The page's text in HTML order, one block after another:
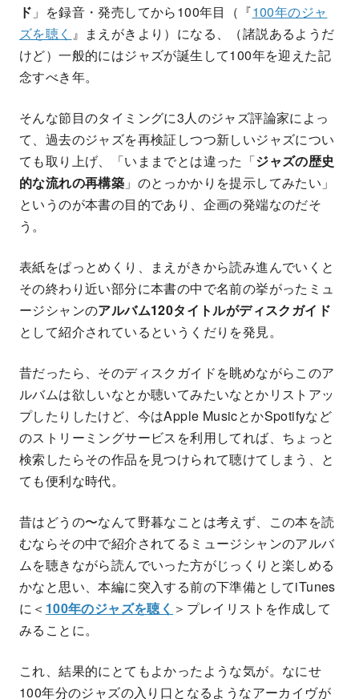
ド 」を録音・発売してから100年目（『100年のジャ
ズを聴く 』まえがきより）になる、（諸説あるようだ
けど）一般的にはジャズが誕生して100年を迎えた記
念すべき年。
そんな節目のタイミングに3人のジャズ評論家によっ
て、過去のジャズを再検証しつつ新しいジャズについ
ても取り上げ、「いままでとは違った「ジャズの歴史
的な流れの再構築 」のとっかかりを提示してみたい」
というのが本書の目的であり、企画の発端なのだそ
う。
表紙をぱっとめくり、まえがきから読み進んでいくと
その終わり近い部分に本書の中で名前の挙がったミュ
ージシャンのアルバム120タイトルがディスクガイド
として紹介されているというくだりを発見。
昔だったら、そのディスクガイドを眺めながらこのア
ルバムは欲しいなとか聴いてみたいなとかリストアッ
プしたりしたけど、今はApple MusicとかSpotifyなど
のストリーミングサービスを利用してれば、ちょっと
検索したらその作品を見つけられて聴けてしまう、と
ても便利な時代。
昔はどうの〜なんて野暮なことは考えず、この本を読
むならその中で紹介されてるミュージシャンのアルバ
ムを聴きながら読んでいった方がじっくりと楽しめる
かなと思い、本編に突入する前の下準備としてiTunes
に＜ 100年のジャズを聴く ＞プレイリストを作成して
みることに。
これ、結果的にとてもよかったような気が。なにせ
100年分のジャズの入り口となるようなアーカイヴが